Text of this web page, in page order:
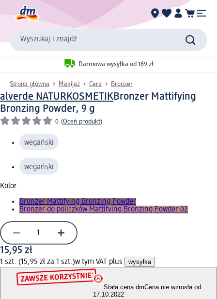
Wyszukaj i znajdź
Darmowa wysyłka od 169 zł
Strona główna Makijaż Cera Bronzer
alverde NATURKOSMETIKBronzer Mattifying
Bronzing Powder, 9 g
0 (Oceń produkt)
wegański
wegański
Kolor
Bronzer Mattifying Bronzing Powder
Bronzer do policzków Mattifying Bronzing Powder 02
15,95 zł
1 szt. (15,95 zł za 1 szt.)w tym VAT plus wysyłka
Stała cena dmCena nie wzrosła od
17.10.2022